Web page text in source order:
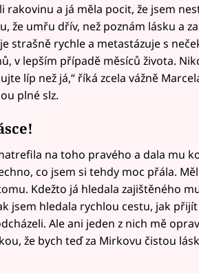
rakovinu a já měla pocit, že jsem
že umřu dřív, než poznám lásku a
strašně rychle a metastázuje s
v lepším případě měsíců života.
líp než já,“ říká zcela vážně
plné slz.
na toho pravého a dala mu
co jsem si tehdy moc přála.
Kdežto já hledala zajištěného
jsem hledala rychlou cestu, jak
Ale ani jeden z nich mě
že bych teď za Mirkovu čistou